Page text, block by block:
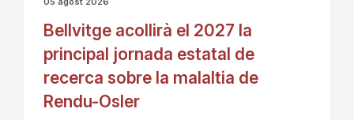
Bellvitge acollirà el 2027 la
principal jornada estatal de
recerca sobre la malaltia de
Rendu-Osler